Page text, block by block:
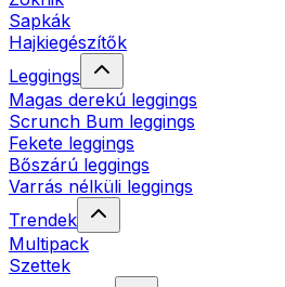
Sapkák
Hajkiegészítők
Leggings
Magas derekú leggings
Scrunch Bum leggings
Fekete leggings
Bőszárú leggings
Varrás nélküli leggings
Trendek
Multipack
Szettek